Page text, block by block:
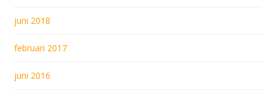
juni 2018
februari 2017
juni 2016